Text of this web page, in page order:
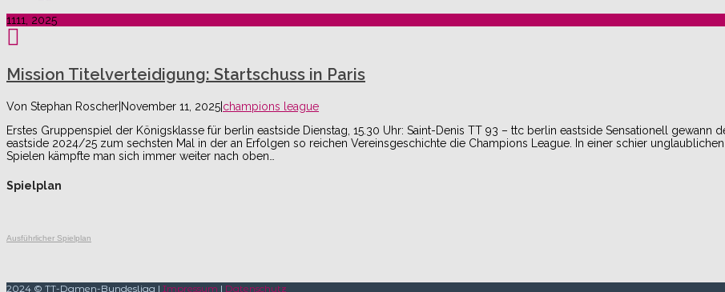
1111, 2025
Mission Titelverteidigung: Startschuss in Paris
Von Stephan Roscher November 11, 2025 champions league
Erstes Gruppenspiel der Königsklasse für berlin eastside Dienstag, 15.30 Uhr: Saint-Denis TT 93 – ttc berlin eastside Sensationell gewann
eastside 2024/25 zum sechsten Mal in der an Erfolgen so reichen Vereinsgeschichte die Champions League. In einer schier
Spielen kämpfte man sich immer weiter nach oben…
Spielplan
Ausführlicher Spielplan
2024 © TT-Damen-Bundesliga | Impressum | Datenschutz